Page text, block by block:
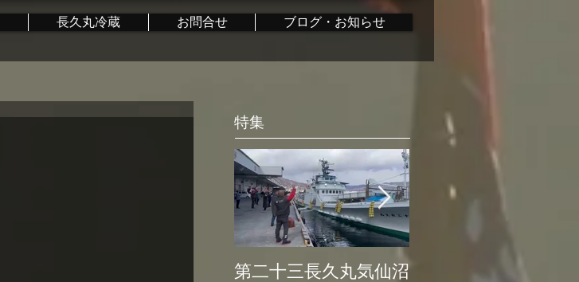
長久丸冷蔵 お問合せ ブログ・お知らせ
特集
第二十三長久丸気仙沼水産大国日本復活プ